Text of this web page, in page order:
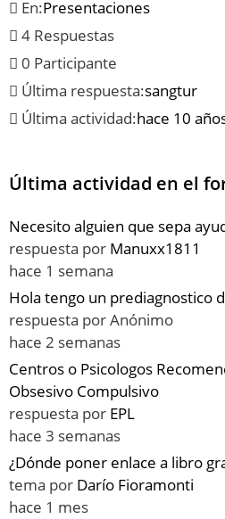
En:Presentaciones
4 Respuestas
0 Participante
Última respuesta:sangtur
Última actividad:hace 10
Última actividad en el
Necesito alguien que sepa
respuesta por Manuxx1811
hace 1 semana
Hola tengo un prediagnostico
respuesta porAnónimo
hace 2 semanas
Centros o Psicologos
Obsesivo Compulsivo
respuesta por EPL
hace 3 semanas
¿Dónde poner enlace a libro
tema por Darío Fioramonti
hace 1 mes